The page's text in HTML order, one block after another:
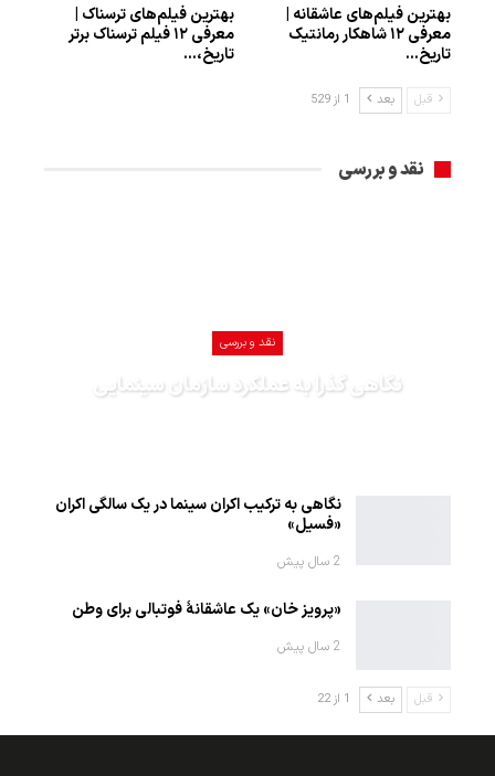
بهترین فیلم‌های عاشقانه |
معرفی ۱۲ شاهکار رمانتیک
تاریخ…
بهترین فیلم‌های ترسناک |
معرفی ۱۲ فیلم ترسناک برتر
تاریخ،…
قبل بعد 1 از 529
نقد و بررسی
نقد و بررسی
نگاهی گذرا به عملکرد سازمان سینمایی
نگاهی به ترکیب اکران سینما در یک سالگی اکران
«فسیل»
2 سال پیش
«پرویز خان» یک عاشقانهٔ فوتبالی برای وطن
2 سال پیش
قبل بعد 1 از 22